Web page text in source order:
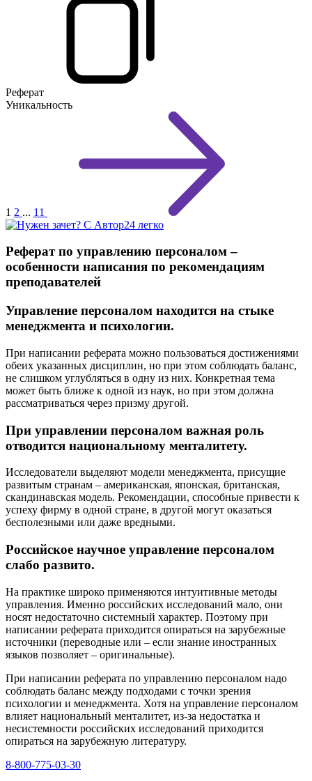
Реферат
Уникальность
1 2 ... 11
Реферат по управлению персоналом –
особенности написания по рекомендациям
преподавателей
Управление персоналом находится на стыке
менеджмента и психологии.
При написании реферата можно пользоваться достижениями
обеих указанных дисциплин, но при этом соблюдать баланс,
не слишком углубляться в одну из них. Конкретная тема
может быть ближе к одной из наук, но при этом должна
рассматриваться через призму другой.
При управлении персоналом важная роль
отводится национальному менталитету.
Исследователи выделяют модели менеджмента, присущие
развитым странам – американская, японская, британская,
скандинавская модель. Рекомендации, способные привести к
успеху фирму в одной стране, в другой могут оказаться
бесполезными или даже вредными.
Российское научное управление персоналом
слабо развито.
На практике широко применяются интуитивные методы
управления. Именно российских исследований мало, они
носят недостаточно системный характер. Поэтому при
написании реферата приходится опираться на зарубежные
источники (переводные или – если знание иностранных
языков позволяет – оригинальные).
При написании реферата по управлению персоналом надо
соблюдать баланс между подходами с точки зрения
психологии и менеджмента. Хотя на управление персоналом
влияет национальный менталитет, из-за недостатка и
несистемности российских исследований приходится
опираться на зарубежную литературу.
8-800-775-03-30